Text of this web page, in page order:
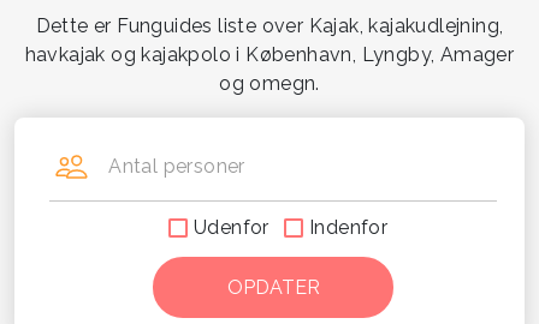
Dette er Funguides liste over Kajak, kajakudlejning,
havkajak og kajakpolo i København, Lyngby, Amager
og omegn.
Antal personer
Udenfor Indenfor